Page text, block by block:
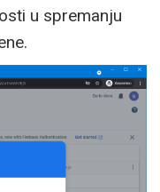
u spremanju